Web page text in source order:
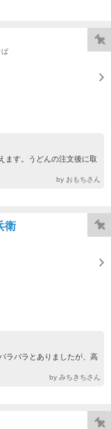
ば
ます。うどんの注文後に取
by おもちさん
衛
ラパラとありましたが、高
by みちきちさん